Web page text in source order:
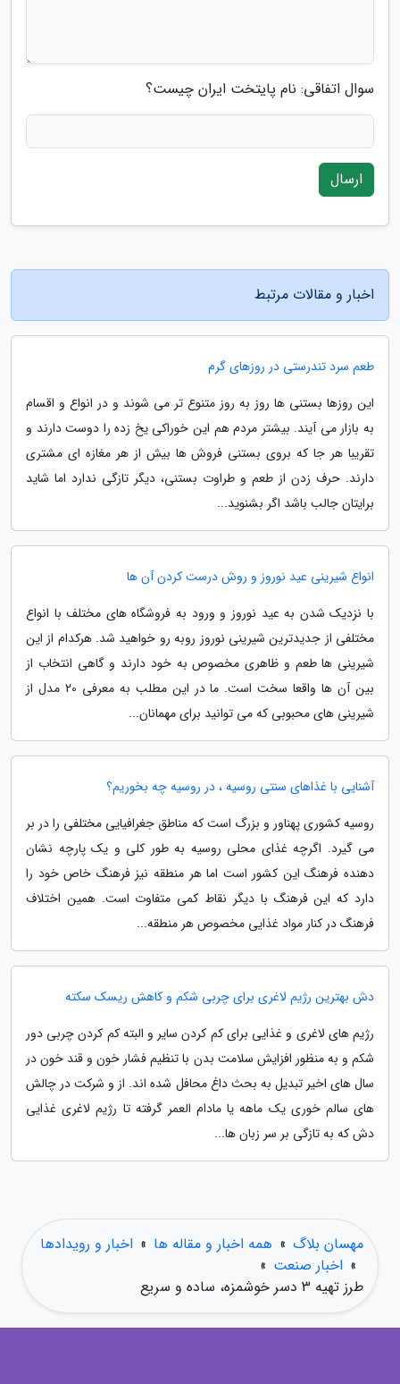
سوال اتفاقی: نام پایتخت ایران چیست؟
ارسال
اخبار و مقالات مرتبط
طعم سرد تندرستی در روزهای گرم
این روزها بستنی ها روز به روز متنوع تر می شوند و در انواع و اقسام
به بازار می آیند. بیشتر مردم هم این خوراکی یخ زده را دوست دارند و
تقریبا هر جا که بروی بستنی فروش ها بیش از هر مغازه ای مشتری
دارند. حرف زدن از طعم و طراوت بستنی، دیگر تازگی ندارد اما شاید
برایتان جالب باشد اگر بشنوید...
انواع شیرینی عید نوروز و روش درست کردن آن ها
با نزدیک شدن به عید نوروز و ورود به فروشگاه های مختلف با انواع
مختلفی از جدیدترین شیرینی نوروز روبه رو خواهید شد. هرکدام از این
شیرینی ها طعم و ظاهری مخصوص به خود دارند و گاهی انتخاب از
بین آن ها واقعا سخت است. ما در این مطلب به معرفی 20 مدل از
شیرینی های محبوبی که می توانید برای مهمانان...
آشنایی با غذاهای سنتی روسیه ، در روسیه چه بخوریم؟
روسیه کشوری پهناور و بزرگ است که مناطق جغرافیایی مختلفی را در بر
می گیرد. اگرچه غذای محلی روسیه به طور کلی و یک پارچه نشان
دهنده فرهنگ این کشور است اما هر منطقه نیز فرهنگ خاص خود را
دارد که این فرهنگ با دیگر نقاط کمی متفاوت است. همین اختلاف
فرهنگ در کنار مواد غذایی مخصوص هر منطقه...
دش بهترین رژیم لاغری برای چربی شکم و کاهش ریسک سکته
رژیم های لاغری و غذایی برای کم کردن سایر و البته کم کردن چربی دور
شکم و به منظور افزایش سلامت بدن با تنظیم فشار خون و قند خون در
سال های اخیر تبدیل به بحث داغ محافل شده اند. از و شرکت در چالش
های سالم خوری یک ماهه یا مادام العمر گرفته تا رژیم لاغری غذایی
دش که به تازگی بر سر زبان ها...
مهسان بلاگ » همه اخبار و مقاله ها » اخبار و رویدادها
» اخبار صنعت »
طرز تهیه 3 دسر خوشمزه، ساده و سریع